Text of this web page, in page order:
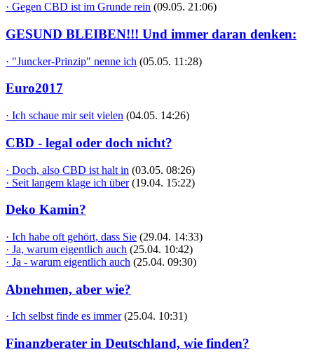
· Gegen CBD ist im Grunde rein (09.05. 21:06)
GESUND BLEIBEN!!! Und immer daran denken:
· "Juncker-Prinzip" nenne ich (05.05. 11:28)
Euro2017
· Ich schaue mir seit vielen (04.05. 14:26)
CBD - legal oder doch nicht?
· Doch, also CBD ist halt in (03.05. 08:26)
· Seit langem klage ich über (19.04. 15:22)
Deko Kamin?
· Ich habe oft gehört, dass Sie (29.04. 14:33)
· Ja, warum eigentlich auch (25.04. 10:42)
· Ja - warum eigentlich auch (25.04. 09:30)
Abnehmen, aber wie?
· Ich selbst finde es immer (25.04. 10:31)
Finanzberater in Deutschland, wie finden?